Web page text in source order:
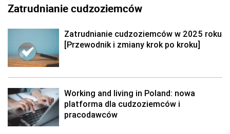
Zatrudnianie cudzoziemców
Zatrudnianie cudzoziemców w 2025 roku
[Przewodnik i zmiany krok po kroku]
Working and living in Poland: nowa
platforma dla cudzoziemców i
pracodawców